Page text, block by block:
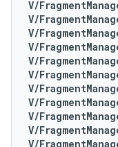
V/
V/
V/
V/
V/
V/
V/
V/
V/
V/
V/